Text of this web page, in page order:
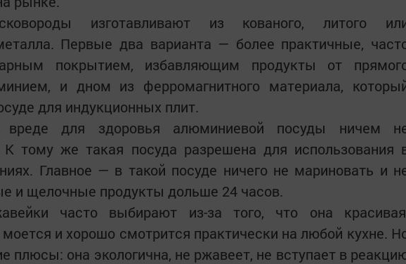
изготавливают из кованого, литого
Первые два варианта — более практичные,
покрытием, избавляющим продукты от
и дном из ферромагнитного материала,
для индукционных плит.
для здоровья алюминиевой посуды ничем
К тому же такая посуда разрешена для использования
Главное — в такой посуде ничего не мариновать и
и щелочные продукты дольше 24 часов.
часто выбирают из-за того, что она
и хорошо смотрится практически на любой кухне.
плюсы: она экологична, не ржавеет, не вступает в